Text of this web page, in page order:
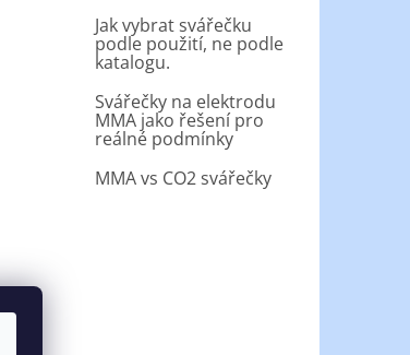
Jak vybrat svářečku
podle použití, ne podle
katalogu.
Svářečky na elektrodu
MMA jako řešení pro
reálné podmínky
MMA vs CO2 svářečky